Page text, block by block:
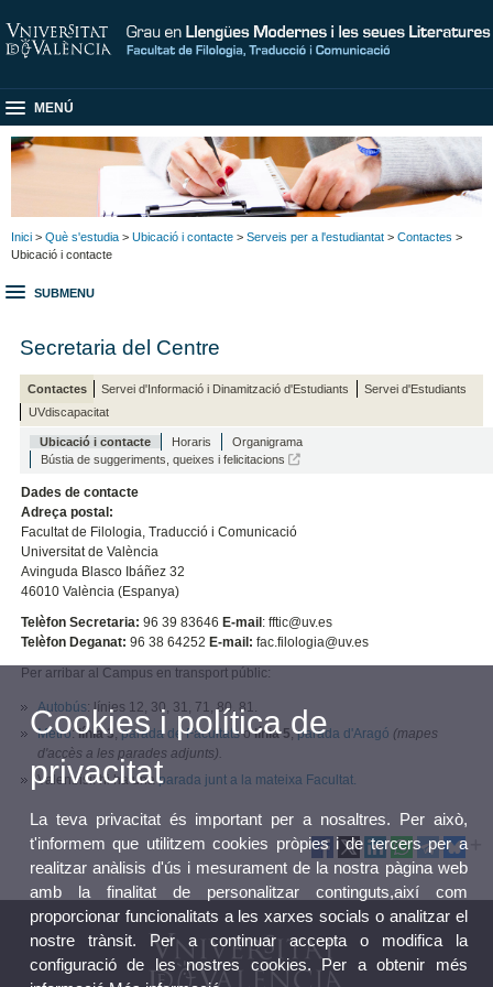
MENÚ
Inici > Què s'estudia > Ubicació i contacte > Serveis per a l'estudiantat > Contactes >
Ubicació i contacte
SUBMENU
Secretaria del Centre
Contactes Servei d'Informació i Dinamització d'Estudiants
Servei d'Estudiants
UVdiscapacitat
Ubicació i contacte Horaris
Organigrama
Bústia de suggeriments, queixes i felicitacions
Dades de contacte
Adreça postal:
Facultat de Filologia, Traducció i Comunicació
Universitat de València
Avinguda Blasco Ibáñez 32
46010 València (Espanya)
Telèfon Secretaria:96 39 83646 E-mail : fftic@uv.es
Telèfon Deganat: 96 38 64252 E-mail: fac.filologia@uv.es
Per arribar al Campus en transport públic:
Autobús: línies 12, 30, 31, 71, 80, 81.
Metro:línia 3,parada de Facultatsolínia 5,parada d'Aragó (mapes
d'accès a les parades adjunts).
Valenbisi: hi ha unaparada junt a la mateixa Facultat.
Cookies i política de
privacitat
La teva privacitat és important per a nosaltres. Per això,
t'informem que utilitzem cookies pròpies i de tercers per a
realitzar anàlisis d'ús i mesurament de la nostra pàgina web
amb la finalitat de personalitzar continguts,així com
proporcionar funcionalitats a les xarxes socials o analitzar el
nostre trànsit. Per a continuar accepta o modifica la
configuració de les nostres cookies. Per a obtenir més